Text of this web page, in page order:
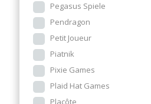
Pegasus Spiele
Pendragon
Petit Joueur
Piatnik
Pixie Games
Plaid Hat Games
Placôte